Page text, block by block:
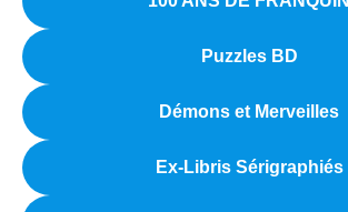
Puzzles BD
Démons et Merveilles
Ex-Libris Sérigraphiés